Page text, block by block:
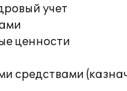
учет
ценности
средствами